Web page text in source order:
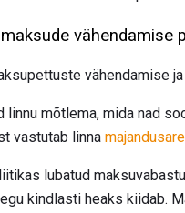
vähendamise
vähendamise
linnu mõtlema, mida nad
vastutab linna
lubatud
kindlasti heaks kiidab.